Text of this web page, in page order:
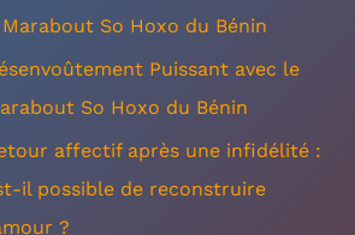
So Hoxo du Bénin
Puissant avec le
So Hoxo du Bénin
affectif après une infidélité :
il possible de reconstruire
?